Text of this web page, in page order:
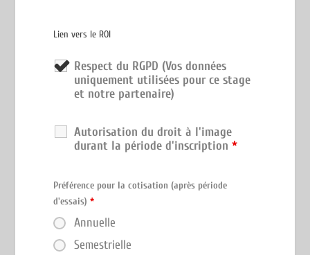
Lien vers le ROI
Respect du RGPD (Vos données
uniquement utilisées pour ce stage
et notre partenaire)
Autorisation du droit à l'image
durant la période d'inscription*
Préférence pour la cotisation (après période
d'essais)*
Annuelle
Semestrielle